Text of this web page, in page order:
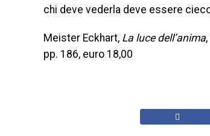
chi deve vederla deve essere
Meister Eckhart, La luce dell’anima
pp. 186, euro 18,00